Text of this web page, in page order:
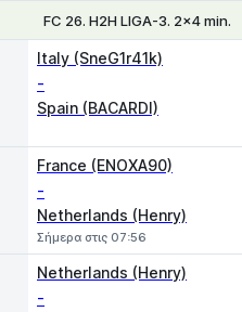
FC 26. H2H LIGA-3. 2x4 min.
Italy (SneG1r41k)
-
Spain (BACARDI)
France (ENOXA90)
-
Netherlands (Henry)
Σήμερα στις 07:56
Netherlands (Henry)
-